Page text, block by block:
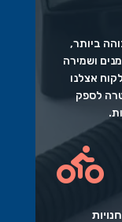
ביותר,
ושמירה
אצלנו
לספק
